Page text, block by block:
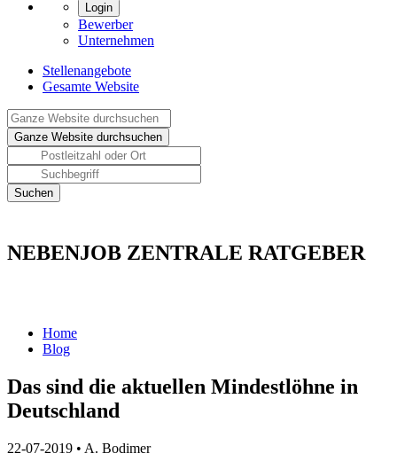
Login
Bewerber
Unternehmen
Stellenangebote
Gesamte Website
NEBENJOB ZENTRALE RATGEBER
Home
Blog
Das sind die aktuellen Mindestlöhne in
Deutschland
22-07-2019 • A. Bodimer